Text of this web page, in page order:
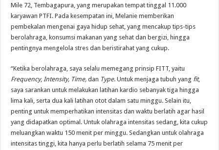
Mile 72, Tembagapura, yang merupakan tempat tinggal 11.000
karyawan PTFI. Pada kesempatan ini, Melanie memberikan
pembekalan mengenai gaya hidup sehat, yang mencakup tips-tips
berolahraga, konsumsi makanan yang sehat dan bergizi, hingga
pentingnya mengelola stres dan beristirahat yang cukup.
“Ketika berolahraga, saya selalu memegang prinsip FITT, yaitu
Frequency,Intensity, Time,dan Type. Untuk menjaga tubuh yang fit,
saya sarankan untuk melakukan latihan kardio sebanyak tiga hingga
lima kali, serta dua kali latihan otot dalam satu minggu. Selain itu,
penting untuk memperhatikan intensitas dan waktu berlatih agar hasil
yang didapatkan optimal. Untuk olahraga intensitas sedang, kita cukup
meluangkan waktu 150 menit per minggu. Sedangkan untuk olahraga
intensitas tinggi, kita hanya perlu berlatih selama 75 menit per